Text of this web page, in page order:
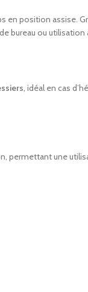
en position assise.
bureau ou utilisation
, idéal en cas
permettant une